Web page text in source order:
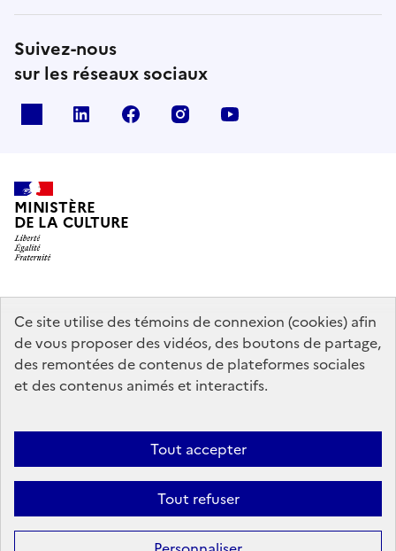
Ce site utilise des témoins de connexion (cookies) afin
de vous proposer des vidéos, des boutons de partage,
des remontées de contenus de plateformes sociales
et des contenus animés et interactifs.
Tout accepter
Tout refuser
Suivez-nous
sur les réseaux sociaux
linkedin facebook instagram
MINISTÈRE
DE LA CULTURE
data.gouv.fr legifrance.gouv.fr
info.gouv.fr
service-public.gouv.fr
Mentions légales Accessibilité : partiellement conforme
Politique
d’utilisation des témoins de connexion (cookies)
Plan du site
Sauf mention contraire, tous les contenus de ce site sont sous